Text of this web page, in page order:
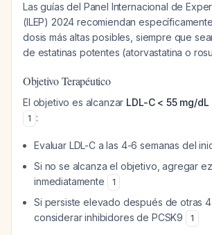
Las guías del Panel Internacional de
(ILEP) 2024 recomiendan
dosis más altas posibles, siempre que
de estatinas potentes (atorvastatina o
Objetivo Terapéutico
El objetivo es alcanzar LDL-C < 55 mg/
1 :
Evaluar LDL-C a las 4-6 semanas del
Si no se alcanza el objetivo, agregar
inmediatamente
1
Si persiste elevado después de otras
considerar inhibidores de PCSK9
1